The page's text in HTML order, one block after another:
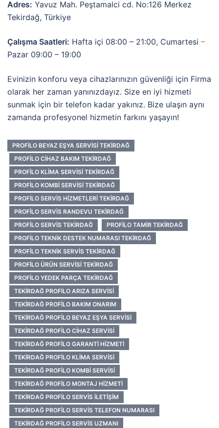
Adres: Yavuz Mah. Peştamalci cd. No:126 Merkez
Tekirdağ, Türkiye
Çalışma Saatleri: Hafta içi 08:00 – 21:00, Cumartesi –
Pazar 09:00 – 19:00
Evinizin konforu veya cihazlarınızın güvenliği için Firma
olarak her zaman yanınızdayız. Size en iyi hizmeti
sunmak için bir telefon kadar yakınız. Bize ulaşın aynı
zamanda profesyonel hizmetin farkını yaşayın!
PROFILO BEYAZ EŞYA SERVISI TEKIRDAĞ
PROFILO CIHAZ BAKIM TEKIRDAĞ
PROFILO KLIMA SERVISI TEKIRDAĞ
PROFILO KOMBI SERVISI TEKIRDAĞ
PROFILO SERVIS HIZMETLERI TEKIRDAĞ
PROFILO SERVIS RANDEVU TEKIRDAĞ
PROFILO SERVIS TEKIRDAĞ
PROFILO TAMIR TEKIRDAĞ
PROFILO TEKNIK DESTEK NUMARASI TEKIRDAĞ
PROFILO TEKNIK SERVIS TEKIRDAĞ
PROFILO ÜRÜN SERVISI TEKIRDAĞ
PROFILO YEDEK PARÇA TEKIRDAĞ
TEKIRDAĞ PROFILO ARIZA SERVISI
TEKIRDAĞ PROFILO BAKIM ONARIM
TEKIRDAĞ PROFILO BEYAZ EŞYA SERVISI
TEKIRDAĞ PROFILO CIHAZ SERVISI
TEKIRDAĞ PROFILO GARANTI HIZMETI
TEKIRDAĞ PROFILO KLIMA SERVISI
TEKIRDAĞ PROFILO KOMBI SERVISI
TEKIRDAĞ PROFILO MONTAJ HIZMETI
TEKIRDAĞ PROFILO SERVIS İLETIŞIM
TEKIRDAĞ PROFILO SERVIS TELEFON NUMARASI
TEKIRDAĞ PROFILO SERVIS UZMANI